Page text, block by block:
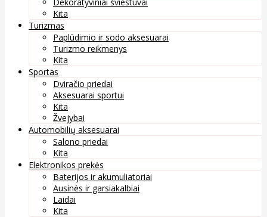
Kita
Turizmas
Paplūdimio ir sodo aksesuarai
Turizmo reikmenys
Kita
Sportas
Dviračio priedai
Aksesuarai sportui
Kita
Žvejybai
Automobilių aksesuarai
Salono priedai
Kita
Elektronikos prekės
Baterijos ir akumuliatoriai
Ausinės ir garsiakalbiai
Laidai
Kita